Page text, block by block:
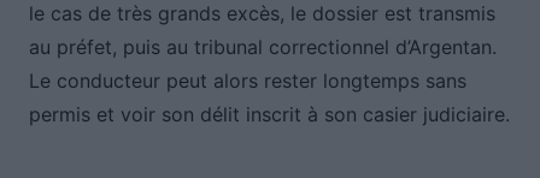
le cas de très grands excès, le dossier est transmis
au préfet, puis au tribunal correctionnel d’Argentan.
Le conducteur peut alors rester longtemps sans
permis et voir son délit inscrit à son casier judiciaire.